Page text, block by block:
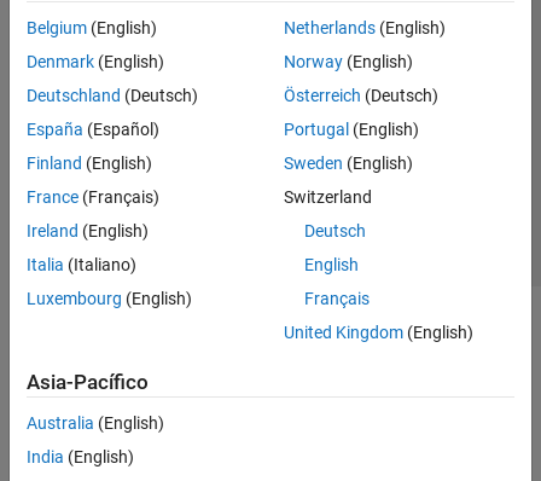
Belgium (English)
Denmark (English)
Deutschland (Deutsch)
España (Español)
Finland (English)
France (Français)
Ireland (English)
Italia (Italiano)
Luxembourg (English)
Netherlands(English)
Norway(English)
Österreich (Deutsch)
Portugal (English)
Sweden (English)
Switzerland
Deutsch
English
Français
United Kingdom(English)
Asia-Pacífico
Australia (English)
India (English)
Centro de confianza
Marcas comerciales
Política de privacidad
Antipiratería
Estado de las aplicaciones
Información de contacto
© 1994-2026 The MathWorks, Inc.